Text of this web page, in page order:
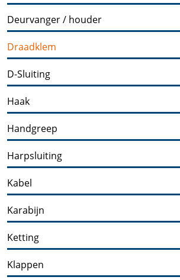
Deurvanger / houder
Draadklem
D-Sluiting
Haak
Handgreep
Harpsluiting
Kabel
Karabijn
Ketting
Klappen